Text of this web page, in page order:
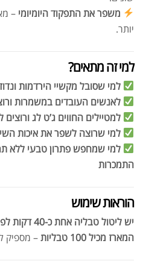
משפר את התפקוד היומיומי –
יותר.
למי זה מתאים?
למי שסובל מקשיי הירדמות
לאנשים העובדים במשמרות
למטיילים החווים ג’ט לג
למי שרוצה לשפר את איכות
למי שמחפש פתרון טבעי ללא
התמכרות
הוראות שימוש
יש ליטול טבליה אחת כ-40 דקות לפני השינה
המארז מכיל 100 טבליות
– מספיק